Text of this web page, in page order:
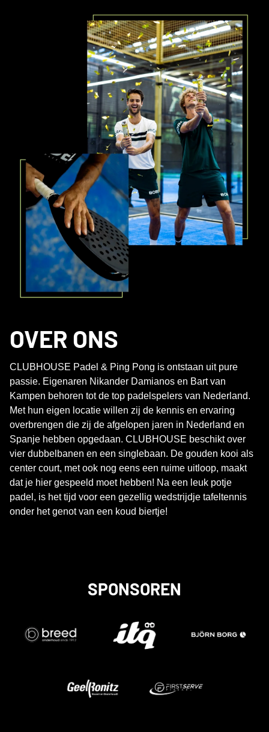
OVER ONS
CLUBHOUSE Padel & Ping Pong is ontstaan uit pure
passie. Eigenaren Nikander Damianos en Bart van
Kampen behoren tot de top padelspelers van Nederland.
Met hun eigen locatie willen zij de kennis en ervaring
overbrengen die zij de afgelopen jaren in Nederland en
Spanje hebben opgedaan. CLUBHOUSE beschikt over
vier dubbelbanen en een singlebaan. De gouden kooi als
center court, met ook nog eens een ruime uitloop, maakt
dat je hier gespeeld moet hebben! Na een leuk potje
padel, is het tijd voor een gezellig wedstrijdje tafeltennis
onder het genot van een koud biertje!
SPONSOREN